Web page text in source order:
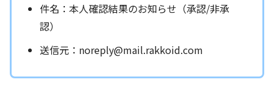
件名：本人確認結果のお知らせ（承認/非承
認）
送信元：noreply@mail.rakkoid.com